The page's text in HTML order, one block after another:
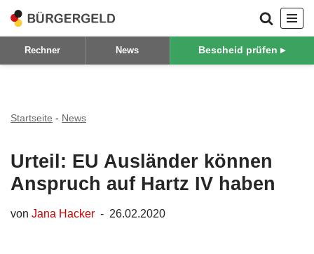
Zum
Inhalt
Rechner News Bescheid prüfen ▸
Startseite - News
Urteil: EU Ausländer können
Anspruch auf Hartz IV haben
von Jana Hacker 26.02.2020